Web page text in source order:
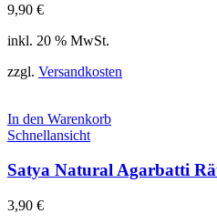
9,90 €
inkl. 20 % MwSt.
zzgl. Versandkosten
In den Warenkorb
Schnellansicht
Satya Natural Agarbatti
3,90 €